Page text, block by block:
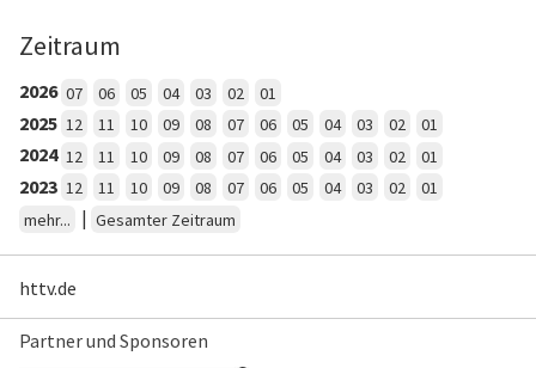
Zeitraum
2026 07 06 05 04 03 02 01
2025 12 11 10 09 08 07 06 05 04 03 02 01
2024 12 11 10 09 08 07 06 05 04 03 02 01
2023 12 11 10 09 08 07 06 05 04 03 02
01
mehr...
| Gesamter Zeitraum
httv.de
Partner und Sponsoren